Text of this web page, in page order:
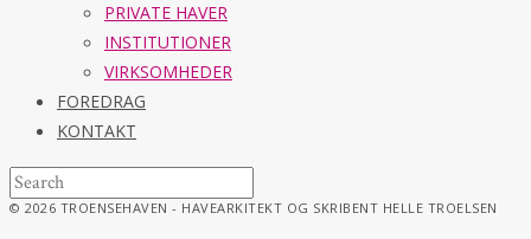
PRIVATE HAVER
INSTITUTIONER
VIRKSOMHEDER
FOREDRAG
KONTAKT
© 2026 TROENSEHAVEN - HAVEARKITEKT OG SKRIBENT HELLE TROELSEN